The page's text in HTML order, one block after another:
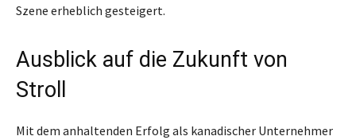
Szene erheblich gesteigert.
Ausblick auf die Zukunft von
Stroll
Mit dem anhaltenden Erfolg als kanadischer Unternehmer